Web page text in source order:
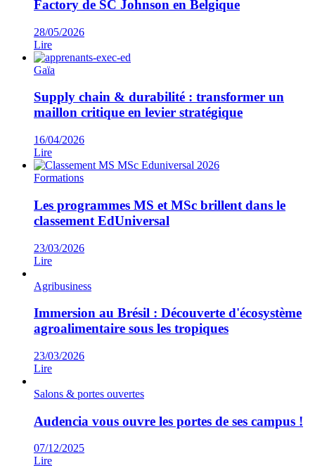
Factory de SC Johnson en Belgique
28/05/2026
Lire
Gaïa
Supply chain & durabilité : transformer un
maillon critique en levier stratégique​
16/04/2026
Lire
Formations
Les programmes MS et MSc brillent dans le
classement EdUniversal
23/03/2026
Lire
Agribusiness
Immersion au Brésil : Découverte d'écosystème
agroalimentaire sous les tropiques
23/03/2026
Lire
Salons & portes ouvertes
Audencia vous ouvre les portes de ses campus !
07/12/2025
Lire